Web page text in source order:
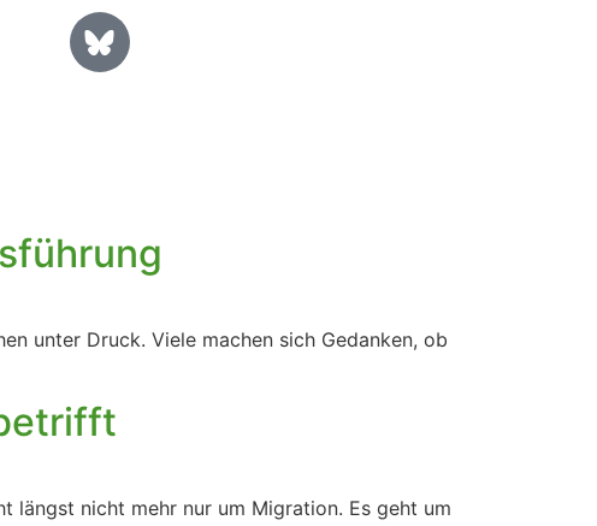
unter Druck. Viele machen sich Gedanken, ob
längst nicht mehr nur um Migration. Es geht um